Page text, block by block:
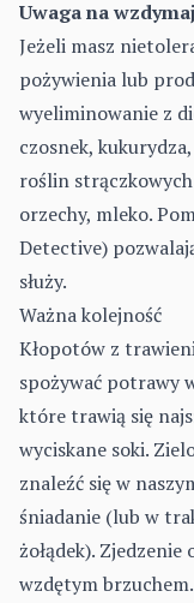
Uwaga na
Jeżeli masz
pożywienia lub
wyeliminowanie z
czosnek,
roślin
orzechy, mleko.
Detective)
służy.
Ważna kolejność
Kłopotów z
spożywać potrawy
które trawią się
wyciskane soki.
znaleźć się w
śniadanie (lub w
żołądek).
wzdętym brzuchem.